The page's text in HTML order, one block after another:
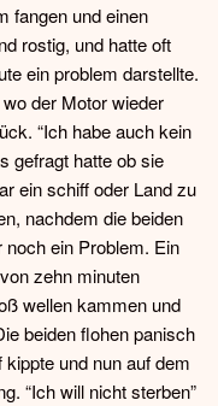
fangen und einen
rostig, und hatte oft
ein problem darstellte.
der Motor wieder
“Ich habe auch kein
gefragt hatte ob sie
ein schiff oder Land zu
nachdem die beiden
ein Problem. Ein
zehn minuten
wellen kammen und
beiden flohen panisch
und nun auf dem
“Ich will nicht sterben”